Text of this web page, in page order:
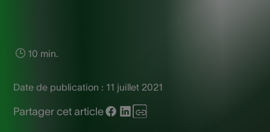
10 min.
Date de publication : 11 juillet 2021
Partager cet article